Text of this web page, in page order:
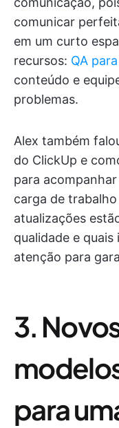
comunicar
em um curto
recursos: QA
conteúdo e
problemas.
Alex também
do ClickUp e
para
carga de
atualizações
qualidade e
atenção para
3.
para